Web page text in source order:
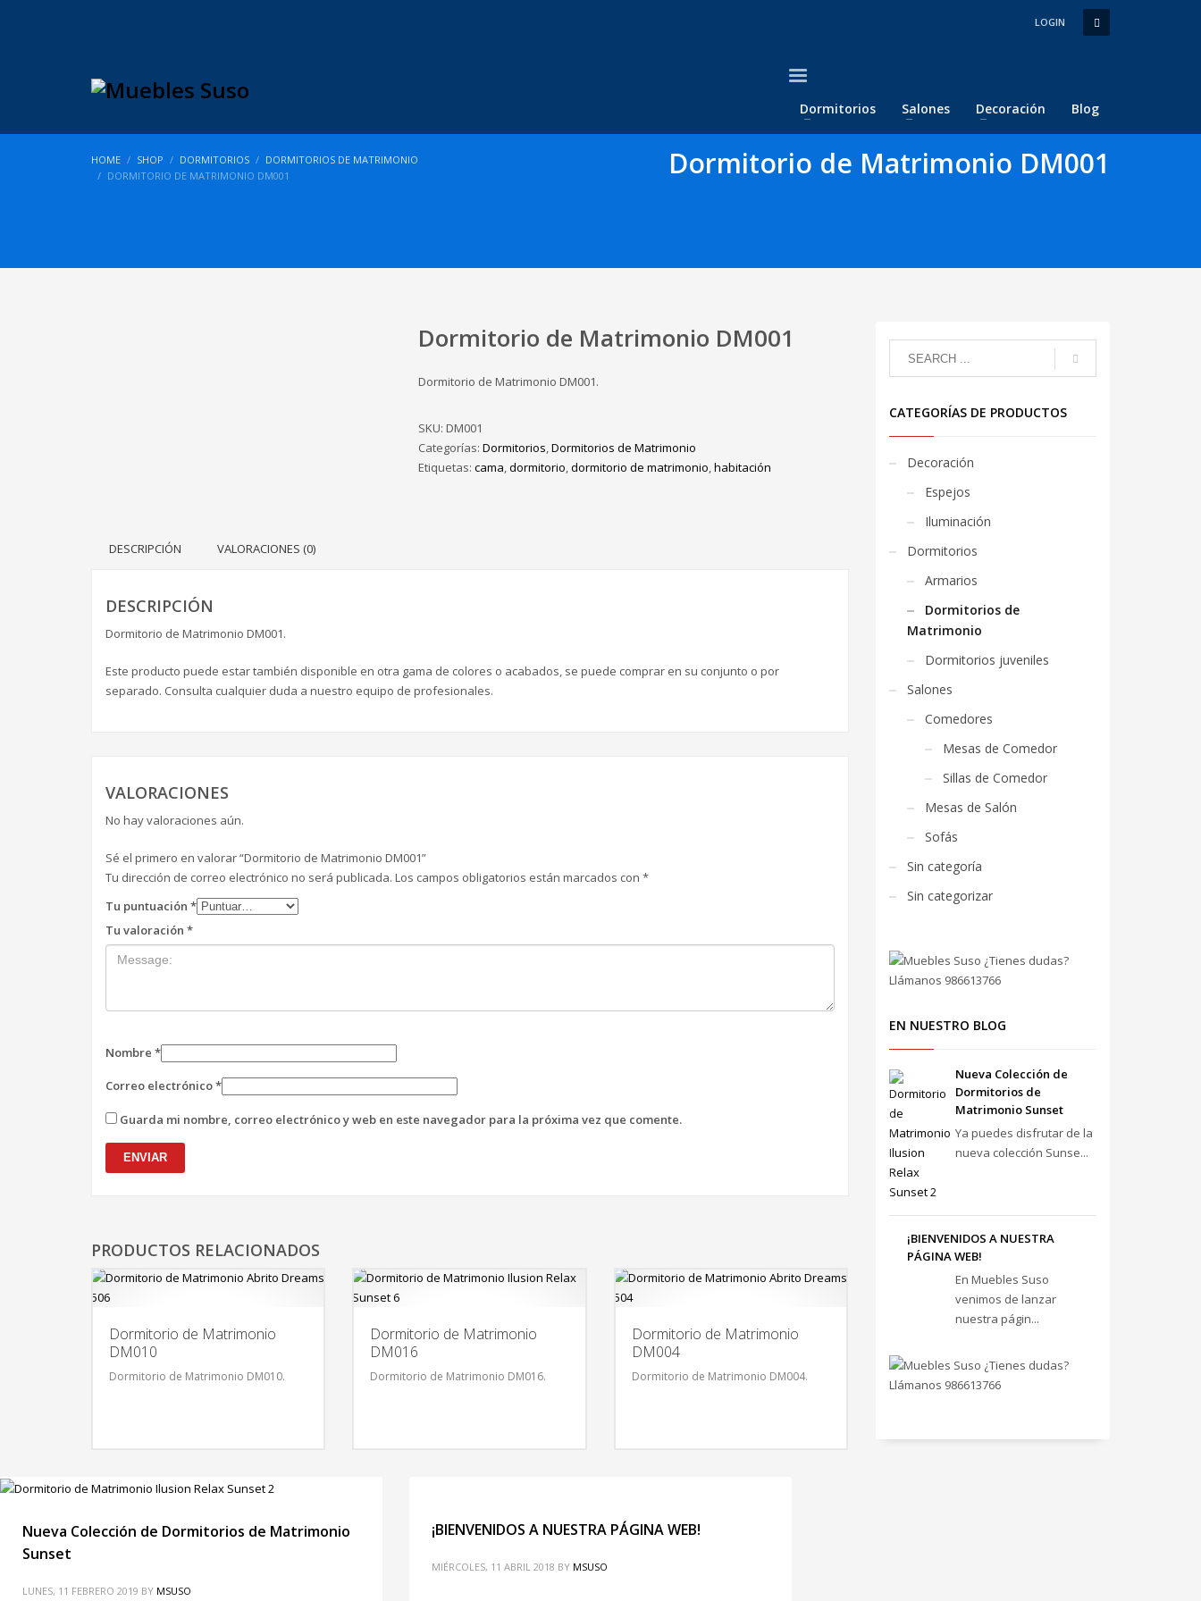
LOGIN
Dormitorios Salones Decoración Blog
HOME SHOP DORMITORIOS
DORMITORIOS DE MATRIMONIO
DORMITORIO DE MATRIMONIO DM001
Dormitorio de Matrimonio DM001
Dormitorio de Matrimonio DM001
Dormitorio de Matrimonio DM001.
SKU: DM001
Categorías: Dormitorios,Dormitorios de Matrimonio
Etiquetas: cama,dormitorio,dormitorio de matrimonio,habitación
DESCRIPCIÓN VALORACIONES (0)
DESCRIPCIÓN
Dormitorio de Matrimonio DM001.
Este producto puede estar también disponible en otra gama de colores o acabados, se puede comprar en su conjunto o por
separado. Consulta cualquier duda a nuestro equipo de profesionales.
VALORACIONES
No hay valoraciones aún.
Sé el primero en valorar “Dormitorio de Matrimonio DM001”
Tu dirección de correo electrónico no será publicada. Los campos obligatorios están marcados con *
Tu puntuación *
Tu valoración *
Nombre *
Correo electrónico*
Guarda mi nombre, correo electrónico y web en este navegador para la próxima vez que comente.
PRODUCTOS RELACIONADOS
Dormitorio de Matrimonio
DM010
Dormitorio de Matrimonio DM010.
Dormitorio de Matrimonio
DM016
Dormitorio de Matrimonio DM016.
Dormitorio de Matrimonio
DM004
Dormitorio de Matrimonio DM004.
CATEGORÍAS DE PRODUCTOS
Decoración
Espejos
Iluminación
Dormitorios
Armarios
Dormitorios de
Matrimonio
Dormitorios juveniles
Salones
Comedores
Mesas de Comedor
Sillas de Comedor
Mesas de Salón
Sofás
Sin categoría
Sin categorizar
EN NUESTRO BLOG
Nueva Colección de
Dormitorios de
Matrimonio Sunset
Ya puedes disfrutar de la
nueva colección Sunse...
¡BIENVENIDOS A NUESTRA
PÁGINA WEB!
En Muebles Suso
venimos de lanzar
nuestra págin...
Nueva Colección de Dormitorios de Matrimonio
Sunset
LUNES, 11 FEBRERO 2019 BY MSUSO
¡BIENVENIDOS A NUESTRA PÁGINA WEB!
MIÉRCOLES, 11 ABRIL 2018 BY MSUSO